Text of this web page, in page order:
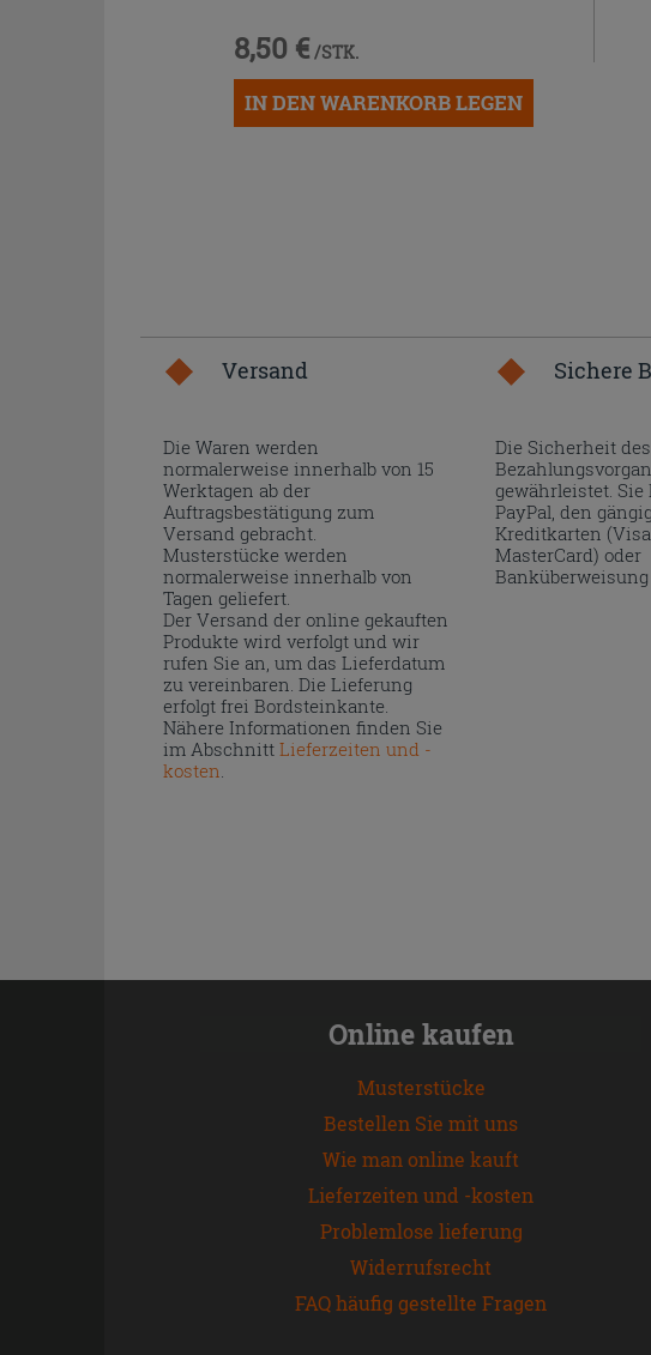
8,50 € /STK.
IN DEN WARENKORB LEGEN
Versand
Die Waren werden
normalerweise innerhalb von 15
Werktagen ab der
Auftragsbestätigung zum
Versand gebracht.
Musterstücke werden
normalerweise innerhalb von
Tagen geliefert.
Der Versand der online gekauften
Produkte wird verfolgt und wir
rufen Sie an, um das Lieferdatum
zu vereinbaren. Die Lieferung
erfolgt frei Bordsteinkante.
Nähere Informationen finden Sie
im Abschnitt Lieferzeiten und -
kosten
Sichere
Die Sicherheit
gewährleistet.
PayPal, den
Kreditkarten
MasterCard) oder
Banküberweisung
Online kaufen
Musterstücke
Bestellen Sie mit uns
Wie man online kauft
Lieferzeiten und -kosten
Problemlose lieferung
Widerrufsrecht
FAQ häufig gestellte Fragen